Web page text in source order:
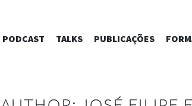
SKIP
PODCAST TALKS PUBLICAÇÕES